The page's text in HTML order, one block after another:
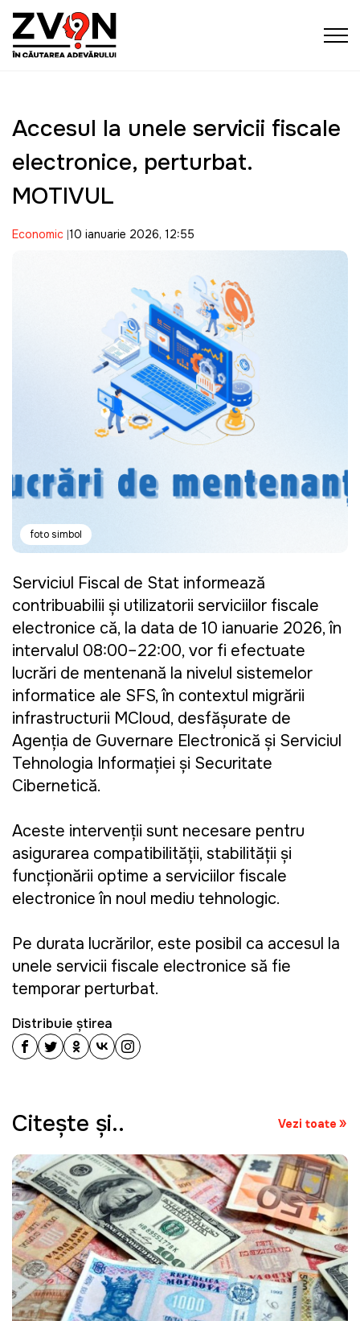
Accesul la unele servicii fiscale
electronice, perturbat.
MOTIVUL
Economic 10 ianuarie 2026, 12:55
foto simbol
Serviciul Fiscal de Stat informează
contribuabilii și utilizatorii serviciilor fiscale
electronice că, la data de 10 ianuarie 2026, în
intervalul 08:00–22:00, vor fi efectuate
lucrări de mentenanță la nivelul sistemelor
informatice ale SFS, în contextul migrării
infrastructurii MCloud, desfășurate de
Agenția de Guvernare Electronică și Serviciul
Tehnologia Informației și Securitate
Cibernetică.
Aceste intervenții sunt necesare pentru
asigurarea compatibilității, stabilității și
funcționării optime a serviciilor fiscale
electronice în noul mediu tehnologic.
Pe durata lucrărilor, este posibil ca accesul la
unele servicii fiscale electronice să fie
temporar perturbat.
Distribuie știrea
Citeşte şi.. Vezi toate